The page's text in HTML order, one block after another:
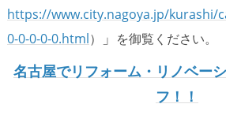
https://www.city.nagoya.jp/kurashi/
0-0-0-0-0.html） 」 を御覧ください。
名古屋でリフォーム・リノベー
フ！！